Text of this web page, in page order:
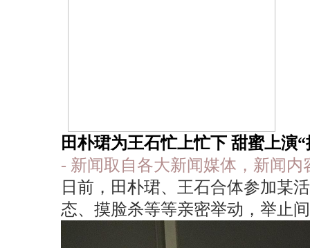
田朴珺为王石忙上忙下 甜蜜上演
- 新闻取自各大新闻媒体，新闻
日前，田朴珺、王石合体参加某
态、摸脸杀等等亲密举动，举止